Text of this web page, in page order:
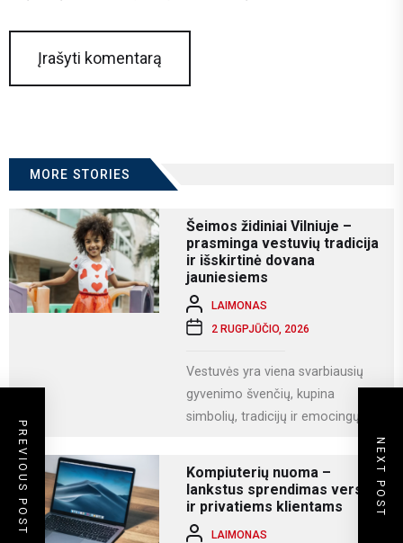
PREVIOUS POST NEXT POST
MORE STORIES
Šeimos židiniai Vilniuje –
prasminga vestuvių tradicija
ir išskirtinė dovana
jauniesiems
LAIMONAS
2 RUGPJŪČIO, 2026
Vestuvės yra viena svarbiausių
gyvenimo švenčių, kupina
simbolių, tradicijų ir emocingų
vestuvių...
Kompiuterių nuoma –
lankstus sprendimas verslui
ir privatiems klientams
LAIMONAS